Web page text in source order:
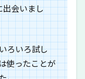
出会いまし
ろいろ試し
使ったことが